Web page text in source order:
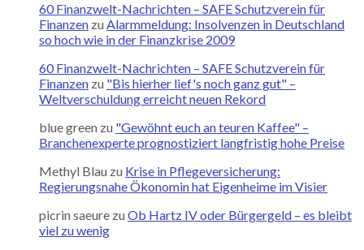
60 Finanzwelt-Nachrichten – SAFE Schutzverein für
Finanzen zu Alarmmeldung: Insolvenzen in Deutschland
so hoch wie in der Finanzkrise 2009
60 Finanzwelt-Nachrichten – SAFE Schutzverein für
Finanzen zu "Bis hierher lief's noch ganz gut" –
Weltverschuldung erreicht neuen Rekord
blue green zu "Gewöhnt euch an teuren Kaffee" –
Branchenexperte prognostiziert langfristig hohe Preise
Methyl Blau zu Krise in Pflegeversicherung:
Regierungsnahe Ökonomin hat Eigenheime im Visier
picrin saeure zu Ob Hartz IV oder Bürgergeld – es bleibt
viel zu wenig